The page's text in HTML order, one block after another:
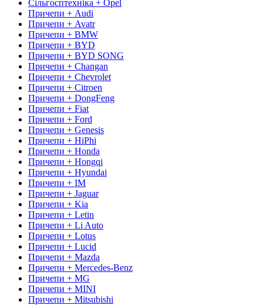
Сільгосптехніка + Opel
Причепи + Audi
Причепи + Avatr
Причепи + BMW
Причепи + BYD
Причепи + BYD SONG
Причепи + Changan
Причепи + Chevrolet
Причепи + Citroen
Причепи + DongFeng
Причепи + Fiat
Причепи + Ford
Причепи + Genesis
Причепи + HiPhi
Причепи + Honda
Причепи + Hongqi
Причепи + Hyundai
Причепи + IM
Причепи + Jaguar
Причепи + Kia
Причепи + Letin
Причепи + Li Auto
Причепи + Lotus
Причепи + Lucid
Причепи + Mazda
Причепи + Mercedes-Benz
Причепи + MG
Причепи + MINI
Причепи + Mitsubishi